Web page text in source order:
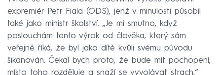
expremiér Petr Fiala (ODS), jenž v minulosti působil
také jako ministr školství. „Je mi smutno, když
poslouchám tento výrok od člověka, který sám
veřejně říká, že byl jako dítě kvůli svému původu
šikanován. Čekal bych proto, že bude mít pochopení,
místo toho rozděluje a snaží se vyvolávat strach,“